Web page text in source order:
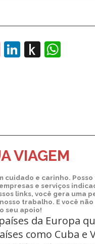
Pinterest
LinkedIn
Push
VIAGEM
e carinho. Posso
e serviços
links, você gera uma
trabalho. E você
seu apoio!
da Europa
como Cuba e